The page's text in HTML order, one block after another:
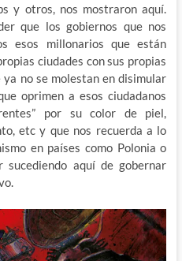
y otros, nos mostraron aquí.
que los gobiernos que nos
esos millonarios que están
ciudades con sus propias
no se molestan en disimular
oprimen a esos ciudadanos
por su color de piel,
etc y que nos recuerda a lo
en países como Polonia o
aquí de gobernar